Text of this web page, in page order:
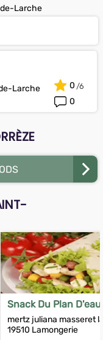
Larche
Larche
0
0
Snack Du Plan D'eau
mertz juliana masseret
19510 Lamongerie